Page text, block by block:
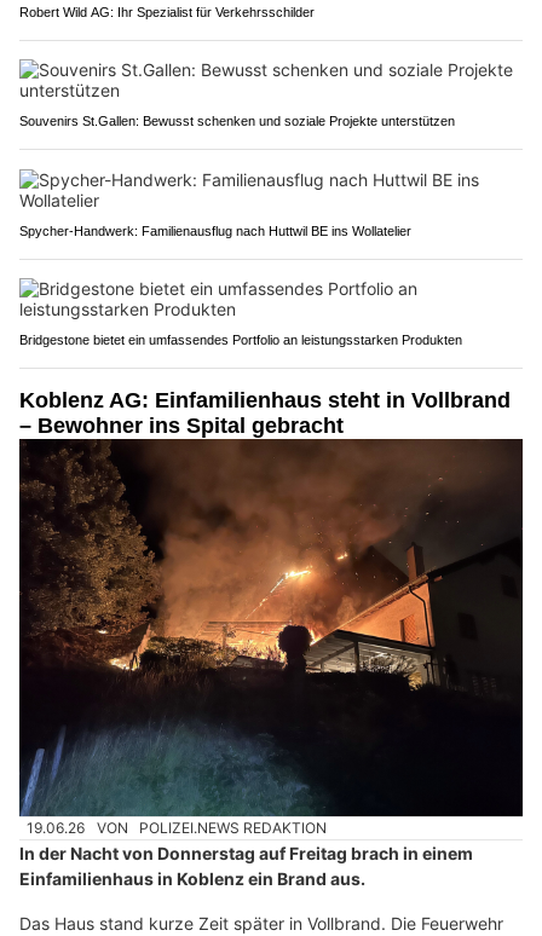
Robert Wild AG: Ihr Spezialist für Verkehrsschilder
Souvenirs St.Gallen: Bewusst schenken und soziale Projekte unterstützen
Spycher-Handwerk: Familienausflug nach Huttwil BE ins Wollatelier
Bridgestone bietet ein umfassendes Portfolio an leistungsstarken Produkten
Koblenz AG: Einfamilienhaus steht in Vollbrand
– Bewohner ins Spital gebracht
19.06.26 VON POLIZEI.NEWS REDAKTION
In der Nacht von Donnerstag auf Freitag brach in einem
Einfamilienhaus in Koblenz ein Brand aus.
Das Haus stand kurze Zeit später in Vollbrand. Die Feuerwehr